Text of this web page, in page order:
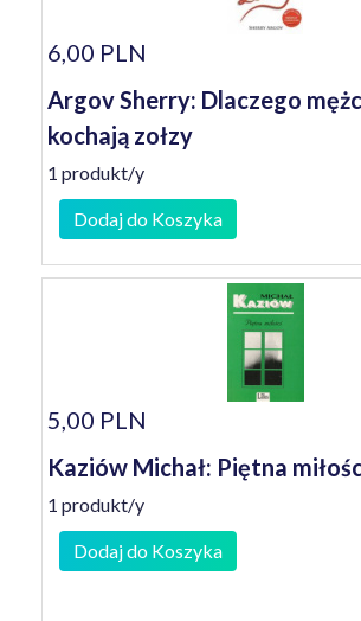
6,00 PLN
Argov Sherry: Dlaczego
kochają zołzy
1 produkt/y
Dodaj do Koszyka
5,00 PLN
Kaziów Michał: Piętna
1 produkt/y
Dodaj do Koszyka